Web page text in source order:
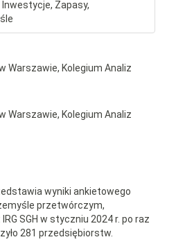
Zapasy,
Warszawie, Kolegium Analiz
Warszawie, Kolegium Analiz
wyniki ankietowego
przetwórczym,
SGH w styczniu 2024 r. po raz
281 przedsiębiorstw.